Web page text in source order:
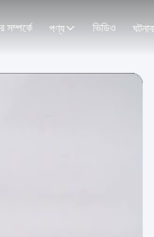
সম্পর্কে পণ্য ভিডিও